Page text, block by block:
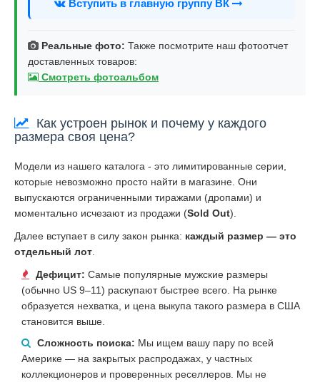
Вступить в главную группу ВК
Реальные фото: Также посмотрите наш фотоотчет
доставленных товаров:
Смотреть фотоальбом
Как устроен рынок и почему у каждого
размера своя цена?
Модели из нашего каталога - это лимитированные серии,
которые невозможно просто найти в магазине. Они
выпускаются ограниченными тиражами (дропами) и
моментально исчезают из продажи (Sold Out).
Далее вступает в силу закон рынка: каждый размер — это
отдельный лот
Дефицит: Самые популярные мужские размеры
(обычно US 9–11) раскупают быстрее всего. На рынке
образуется нехватка, и цена выкупа такого размера в США
становится выше.
Сложность поиска: Мы ищем вашу пару по всей
Америке — на закрытых распродажах, у частных
коллекционеров и проверенных реселлеров. Мы не